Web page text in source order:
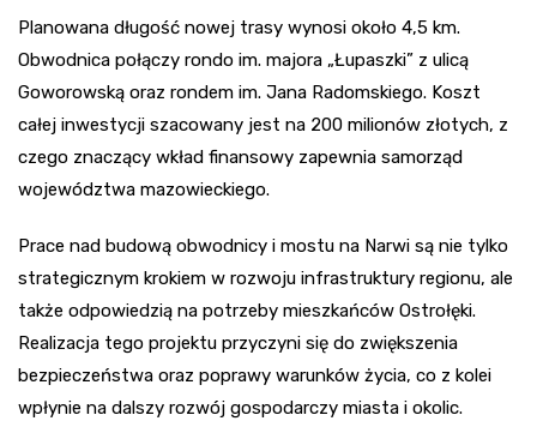
Planowana długość nowej trasy wynosi około 4,5 km.
Obwodnica połączy rondo im. majora „Łupaszki” z ulicą
Goworowską oraz rondem im. Jana Radomskiego. Koszt
całej inwestycji szacowany jest na 200 milionów złotych, z
czego znaczący wkład finansowy zapewnia samorząd
województwa mazowieckiego.
Prace nad budową obwodnicy i mostu na Narwi są nie tylko
strategicznym krokiem w rozwoju infrastruktury regionu, ale
także odpowiedzią na potrzeby mieszkańców Ostrołęki.
Realizacja tego projektu przyczyni się do zwiększenia
bezpieczeństwa oraz poprawy warunków życia, co z kolei
wpłynie na dalszy rozwój gospodarczy miasta i okolic.